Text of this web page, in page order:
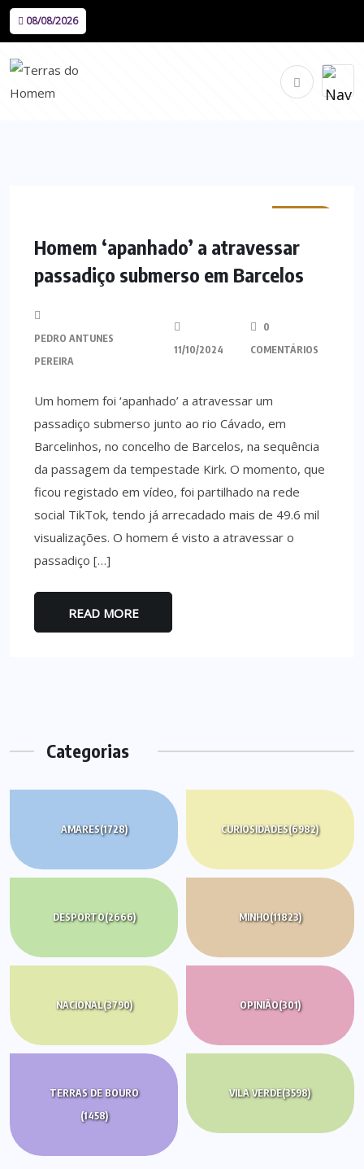
08/08/2026
Homem ‘apanhado’ a atravessar
passadiço submerso em Barcelos
PEDRO ANTUNES
PEREIRA
11/10/2024
0
COMENTÁRIOS
Um homem foi ‘apanhado’ a atravessar um
passadiço submerso junto ao rio Cávado, em
Barcelinhos, no concelho de Barcelos, na sequência
da passagem da tempestade Kirk. O momento, que
ficou registado em vídeo, foi partilhado na rede
social TikTok, tendo já arrecadado mais de 49.6 mil
visualizações. O homem é visto a atravessar o
passadiço […]
READ MORE
Categorias
AMARES(1728) CURIOSIDADES(6982)
DESPORTO(2666) MINHO(11823)
NACIONAL(3790) OPINIÃO(301)
TERRAS DE BOURO
(1458)
VILA VERDE(3598)